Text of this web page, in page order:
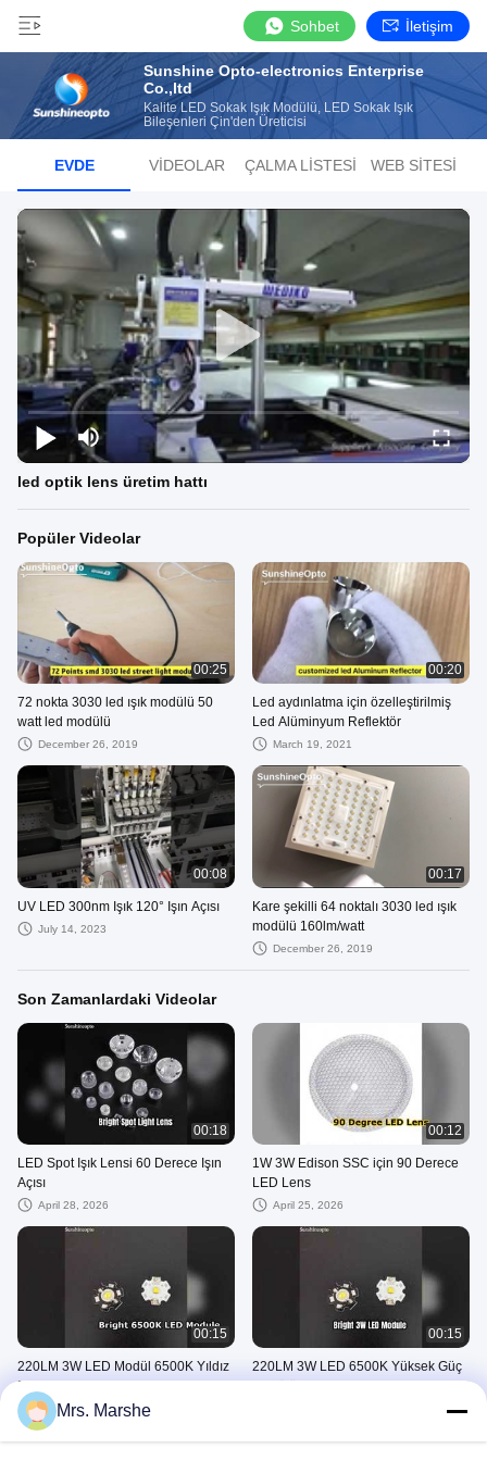
Sohbet İletişim
Sunshine Opto-electronics Enterprise
Co.,ltd
Kalite LED Sokak Işık Modülü, LED Sokak Işık
Bileşenleri Çin'den Üreticisi
EVDE VIDEOLAR ÇALMA LISTESI WEB SITESI
led optik lens üretim hattı
Popüler Videolar
00:25
72 nokta 3030 led ışık modülü 50
watt led modülü
December 26, 2019
00:20
Led aydınlatma için özelleştirilmiş
Led Alüminyum Reflektör
March 19, 2021
00:08
UV LED 300nm Işık 120° Işın Açısı
July 14, 2023
00:17
Kare şekilli 64 noktalı 3030 led ışık
modülü 160lm/watt
December 26, 2019
Son Zamanlardaki Videolar
00:18
LED Spot Işık Lensi 60 Derece Işın
Açısı
April 28, 2026
00:12
1W 3W Edison SSC için 90 Derece
LED Lens
April 25, 2026
00:15
220LM 3W LED Modül 6500K Yıldız
PCB Parlak Işık
April 25, 2026
00:15
220LM 3W LED 6500K Yüksek Güç
Mrs. Marshe